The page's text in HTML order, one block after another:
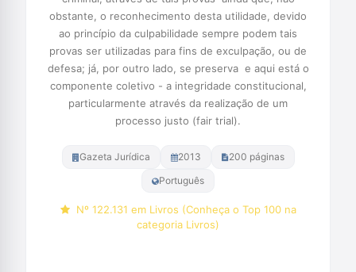
obstante, o reconhecimento desta utilidade, devido
ao princípio da culpabilidade sempre podem tais
provas ser utilizadas para fins de exculpação, ou de
defesa; já, por outro lado, se preserva  e aqui está o
componente coletivo - a integridade constitucional,
particularmente através da realização de um
processo justo (fair trial).
Gazeta Jurídica 2013
200 páginas
Português
Nº 122.131 em Livros (Conheça o Top 100 na
categoria Livros)